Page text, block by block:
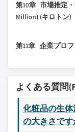
3.6 PESTEL
3.7.2
3.8 将来の
3.9.1
3.9.2
3.10 特許状
5.4.2
5.5.2
5.5.3
6.3.4
6.4.2
6.4.3
6.4.4
6.5 脂質と
6.5.1
7.8 その他
8.2.3
8.3.1
8.3.3
8.3.4
8.4 メイク
8.4.1
9.2 従来型
9.3 カプセル
9.3.2
9.3.4
9.3.5
第10章 市場推定・
Million) (キロトン)
10.2 北米
10.2.2
10.3 欧州
10.3.1
10.3.2
第11章 企業プロ
11.1
11.3 BASF
11.4
11.5
よくある質問
化粧品の生
の大きさです